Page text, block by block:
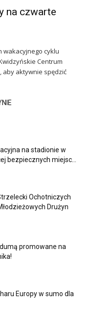
na czwarte
wakacyjnego cyklu
Centrum
aby aktywnie spędzić
na stadionie w
bezpiecznych miejsc...
Ochotniczych
Drużyn
promowane na
Europy w sumo dla